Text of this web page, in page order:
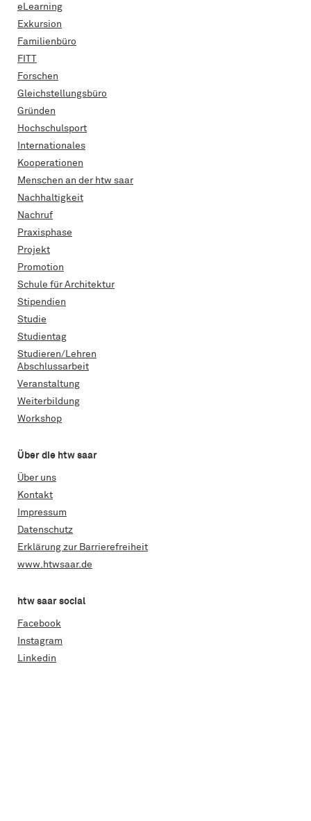
eLearning
Exkursion
Familienbüro
FITT
Forschen
Gleichstellungsbüro
Gründen
Hochschulsport
Internationales
Kooperationen
Menschen an der htw saar
Nachhaltigkeit
Nachruf
Praxisphase
Projekt
Promotion
Schule für Architektur
Stipendien
Studie
Studientag
Studieren/Lehren
Abschlussarbeit
Veranstaltung
Weiterbildung
Workshop
Über die htw saar
Über uns
Kontakt
Impressum
Datenschutz
Erklärung zur Barrierefreiheit
www.htwsaar.de
htw saar social
Facebook
Instagram
Linkedin